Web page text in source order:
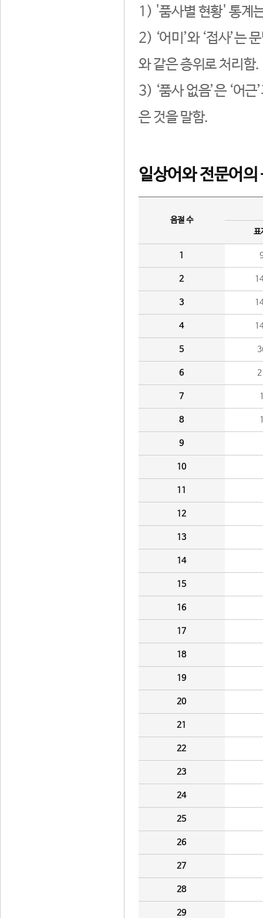
1) '품사별 현황' 통계
2) ‘어미’와 ‘접사’는
와 같은 층위로 처리함.
3) ‘품사 없음’은 ‘어
은 것을 말함.
일상어와 전문어의
음절 수
표
1
2
3
4
5
6
7
8
9
10
11
12
13
14
15
16
17
18
19
20
21
22
23
24
25
26
27
28
29